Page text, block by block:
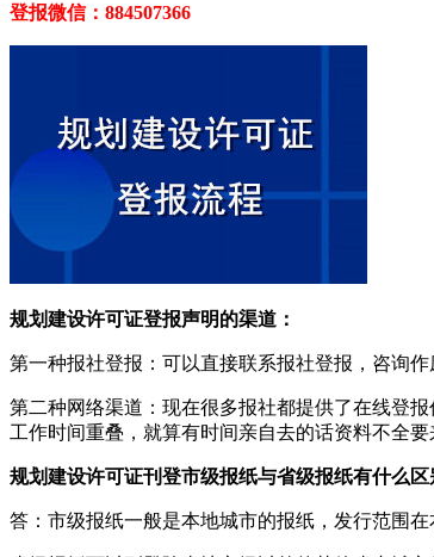
登报微信：884507366
规划建设许可证登报声明的渠道：
第一种报社登报：可以直接联系报社登报，咨询
第二种网络渠道：现在很多报社都提供了在线登
工作时间重叠，就算有时间亲自去的话资料不全
规划建设许可证刊登市级报纸与省级报纸有什么区
答：市级报纸一般是本地城市的报纸，发行范围